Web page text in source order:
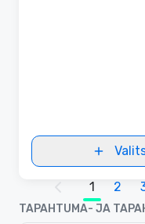
1 2
TAPAHTUMA- JA